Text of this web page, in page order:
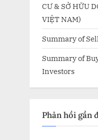
CƯ & SỞ HỮU
VIỆT NAM)
Summary of
Summary of
Investors
Phản hồi gần